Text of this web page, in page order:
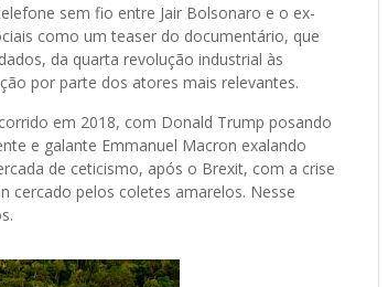
sem fio entre Jair Bolsonaro e o ex-
como um teaser do documentário, que
da quarta revolução industrial às
por parte dos atores mais relevantes.
em 2018, com Donald Trump posando
e galante Emmanuel Macron exalando
de ceticismo, após o Brexit, com a crise
cercado pelos coletes amarelos. Nesse